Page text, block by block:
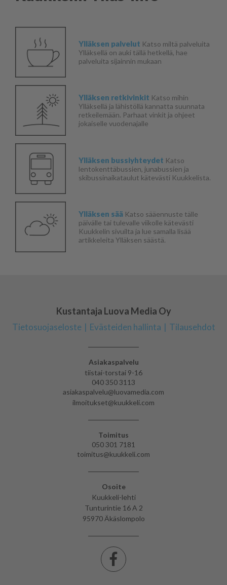
Ylläksen palvelut Katso miltä palveluita
Ylläksellä on auki tällä hetkellä, hae
palveluita sijainnin mukaan
Ylläksen retkivinkit Katso mihin
Ylläksellä ja lähistöllä kannatta suunnata
retkeilemään. Parhaat vinkit ja ohjeet
jokaiselle vuodenajalle
Ylläksen bussiyhteydet Katso
lentokenttäbussien, junabussien ja
skibussinaikataulut kätevästi Kuukkelista.
Ylläksen sää Katso sääennuste tälle
päivälle tai tulevalle viikolle kätevästi
Kuukkelin sivuilta ja lue samalla lisää
artikkeleita Ylläksen säästä.
Kustantaja Luova Media Oy
Tietosuojaseloste Evästeiden hallinta Tilausehdot
Asiakaspalvelu
tiistai-torstai 9-16
040 350 3113
asiakaspalvelu@luovamedia.com
ilmoitukset@kuukkeli.com
Toimitus
050 301 7181
toimitus@kuukkeli.com
Osoite
Kuukkeli-lehti
Tunturintie 16 A 2
95970 Äkäslompolo